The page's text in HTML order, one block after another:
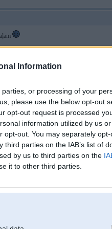
Information
or processing of your
please use the below opt-out
opt-out request is processed
information utilized by us
opt-out. You may separately
parties on the IAB’s list of
by us to third parties on the
it to other third parties.
neizmauksies arā dēļ tā, ka tās
reduktora - atkal vēl nederēs...